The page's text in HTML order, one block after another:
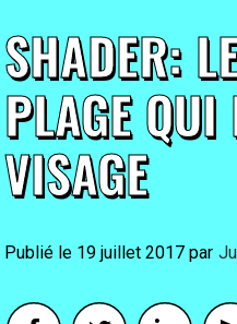
SHADER:
PLAGE QUI
VISAGE
19 juillet 2017 By